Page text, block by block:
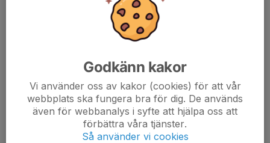
Godkänn kakor
Vi använder oss av kakor (cookies) för att vår
webbplats ska fungera bra för dig. De används
även för webbanalys i syfte att hjälpa oss att
förbättra våra tjänster.
Så använder vi cookies